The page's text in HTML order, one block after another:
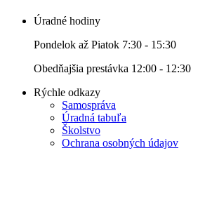
Úradné hodiny
Pondelok až Piatok 7:30 - 15:30
Obedňajšia prestávka 12:00 - 12:30
Rýchle odkazy
Samospráva
Úradná tabuľa
Školstvo
Ochrana osobných údajov